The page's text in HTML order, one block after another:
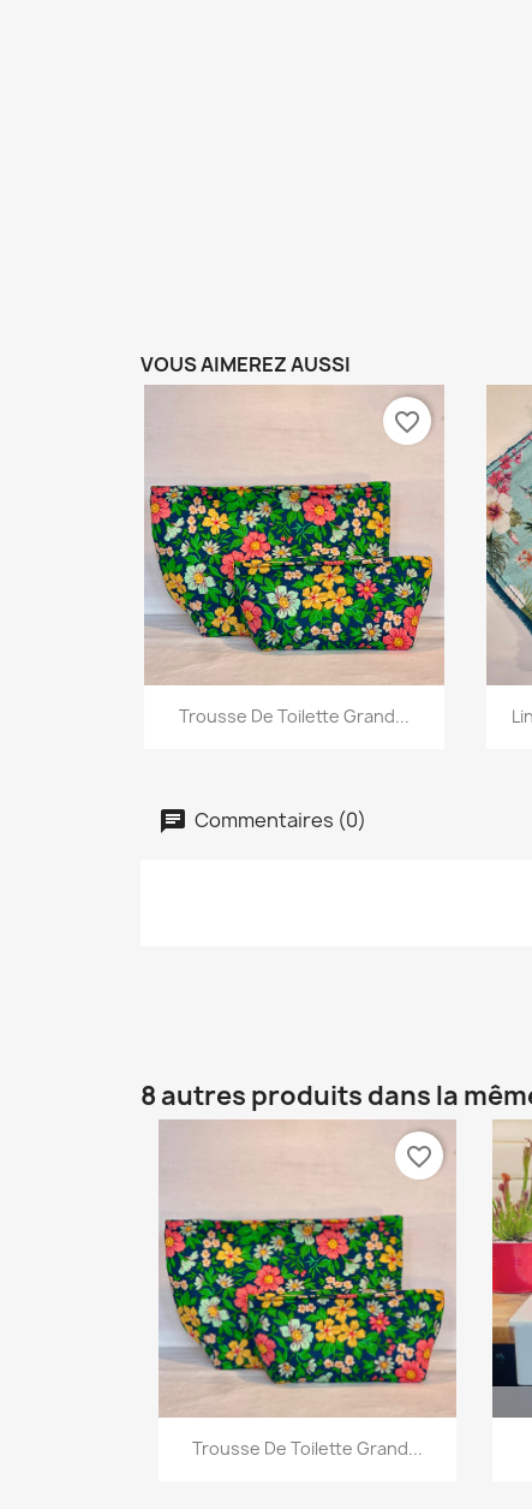
VOUS AIMEREZ AUSSI
Aperçu rapide
Trousse De Toilette Grand...
favorite_border
Commentaires (0)
8 autres produits dans la
Aperçu rapide
Trousse De Toilette Grand...
favorite_border